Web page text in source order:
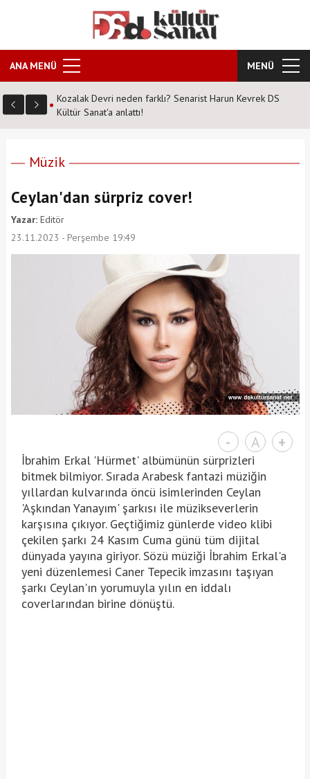
ANA MENÜ MENÜ
DS
Şahane Pazar 25 yıl sonra tiyatro sahnesinde! Peki hangi
tarihte nerede?
Müzik
Ceylan'dan sürpriz cover!
Yazar:Editör
23.11.2023 - Perşembe 19:49
- A +
İbrahim Erkal 'Hürmet' albümünün sürprizleri
bitmek bilmiyor. Sırada Arabesk fantazi müziğin
yıllardan kulvarında öncü isimlerinden Ceylan
'Aşkından Yanayım' şarkısı ile müzikseverlerin
karşısına çıkıyor. Geçtiğimiz günlerde video klibi
çekilen şarkı 24 Kasım Cuma günü tüm dijital
dünyada yayına giriyor. Sözü müziği İbrahim Erkal'a
yeni düzenlemesi Caner Tepecik imzasını taşıyan
şarkı Ceylan'ın yorumuyla yılın en iddalı
coverlarından birine dönüştü.